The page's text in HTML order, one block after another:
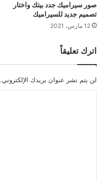
صور سيراميك جدد بيتك واختار
تصميم جديد للسيراميك
12 مارس، 2021
اترك تعليقاً
لن يتم نشر عنوان بريدك الإلكتروني.